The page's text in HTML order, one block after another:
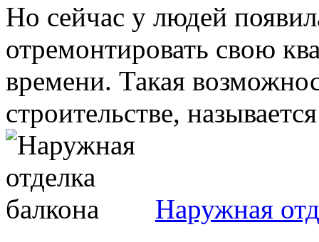
Но сейчас у людей
отремонтировать свою
времени. Такая
строительстве,
Наружная